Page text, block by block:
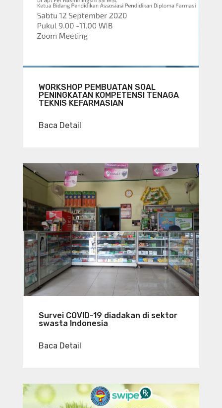
WORKSHOP PEMBUATAN SOAL
PENINGKATAN KOMPETENSI TENAGA
TEKNIS KEFARMASIAN
Baca Detail
Survei COVID-19 diadakan di sektor
swasta Indonesia
Baca Detail